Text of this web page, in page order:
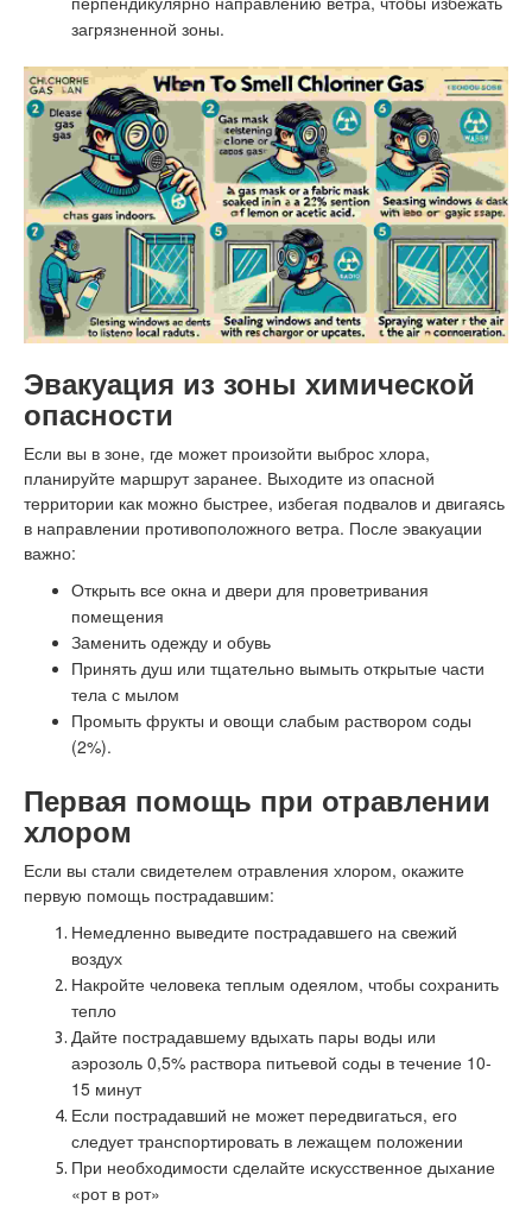
загрязненной зоны.
Эвакуация из зоны химической
опасности
Если вы в зоне, где может произойти выброс хлора,
планируйте маршрут заранее. Выходите из опасной
территории как можно быстрее, избегая подвалов и двигаясь
в направлении противоположного ветра. После эвакуации
важно:
Открыть все окна и двери для проветривания
помещения
Заменить одежду и обувь
Принять душ или тщательно вымыть открытые части
тела с мылом
Промыть фрукты и овощи слабым раствором соды
(2%).
Первая помощь при отравлении
хлором
Если вы стали свидетелем отравления хлором, окажите
первую помощь пострадавшим:
Немедленно выведите пострадавшего на свежий
воздух
Накройте человека теплым одеялом, чтобы сохранить
тепло
Дайте пострадавшему вдыхать пары воды или
аэрозоль 0,5% раствора питьевой соды в течение 10-
15 минут
Если пострадавший не может передвигаться, его
следует транспортировать в лежащем положении
При необходимости сделайте искусственное дыхание
«рот в рот»